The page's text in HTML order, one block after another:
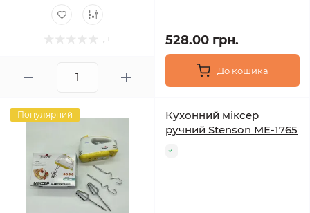
528.00 грн.
До кошика
Популярний
Кухонний міксер
ручний Stenson ME-1765